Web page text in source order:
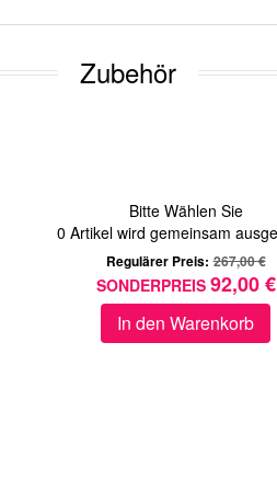
Zubehör
Bitte Wählen Sie
0 Artikel wird gemeinsam
Regulärer Preis: 267,00 €
SONDERPREIS 92,00 €
In den Warenkorb